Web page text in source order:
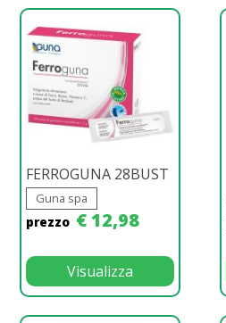
FERROGUNA 28BUST
Guna spa
prezzo € 12,98
Visualizza